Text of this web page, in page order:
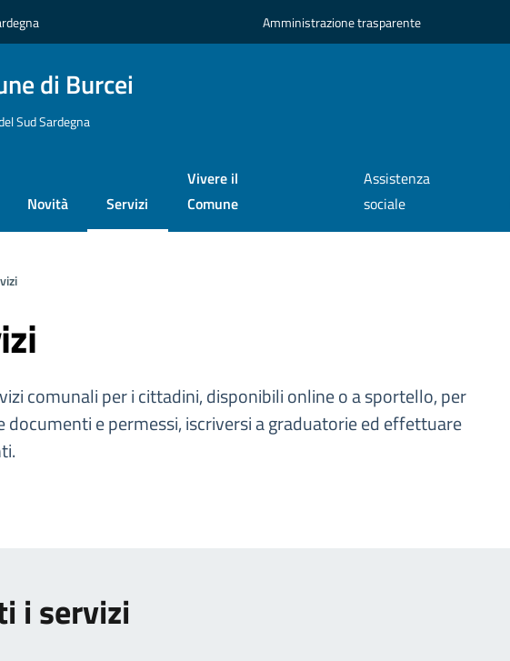
Amministrazione trasparente
di Burcei
Sud Sardegna
Novità Servizi
Vivere il
Comune
Assistenza
sociale
comunali per i cittadini, disponibili online o a sportello, per
documenti e permessi, iscriversi a graduatorie ed effettuare
i servizi